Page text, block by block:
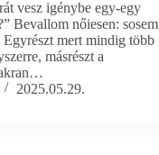
vesz igénybe egy-egy
Bevallom nőiesen: sosem
mert mindig több
másrészt a
2025.05.29.